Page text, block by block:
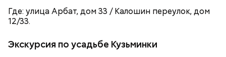
Где: улица Арбат, дом 33 / Калошин переулок, дом
12/33.
Экскурсия по усадьбе Кузьминки